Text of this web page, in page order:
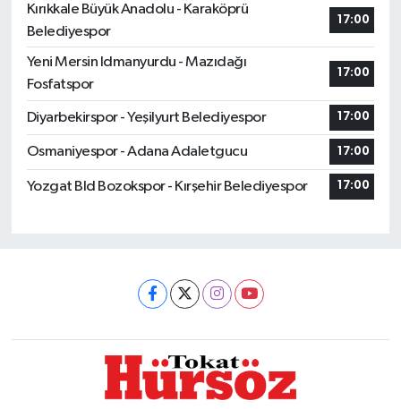
Kırıkkale Büyük Anadolu - Karaköprü
Belediyespor
17:00
Yeni Mersin Idmanyurdu - Mazıdağı
Fosfatspor
17:00
Diyarbekirspor - Yeşilyurt Belediyespor 17:00
Osmaniyespor - Adana Adaletgucu 17:00
Yozgat Bld Bozokspor - Kırşehir Belediyespor 17:00